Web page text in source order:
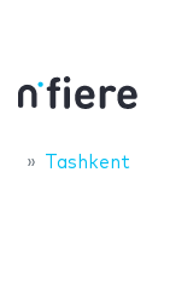
Tashkent